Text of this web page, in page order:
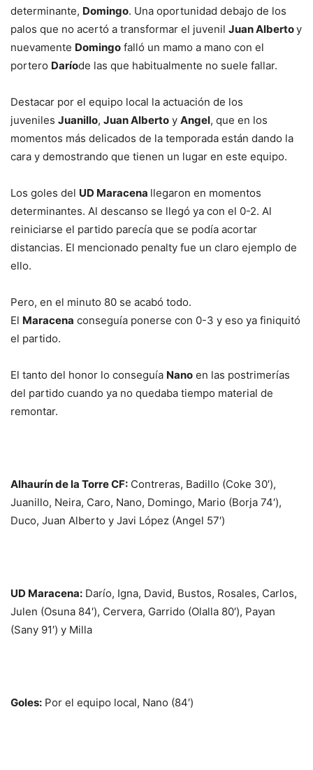
determinante, Domingo. Una oportunidad debajo de los
palos que no acertó a transformar el juvenil Juan Albertoy
nuevamente Domingo falló un mamo a mano con el
portero Daríode las que habitualmente no suele fallar.
Destacar por el equipo local la actuación de los
juveniles Juanillo, Juan Alberto y Angel, que en los
momentos más delicados de la temporada están dando la
cara y demostrando que tienen un lugar en este equipo.
Los goles del UD Maracena llegaron en momentos
determinantes. Al descanso se llegó ya con el 0-2. Al
reiniciarse el partido parecía que se podía acortar
distancias. El mencionado penalty fue un claro ejemplo de
ello.
Pero, en el minuto 80 se acabó todo.
El Maracena conseguía ponerse con 0-3 y eso ya finiquitó
el partido.
El tanto del honor lo conseguía Nano en las postrimerías
del partido cuando ya no quedaba tiempo material de
remontar.
Alhaurín de la Torre CF: Contreras, Badillo (Coke 30′),
Juanillo, Neira, Caro, Nano, Domingo, Mario (Borja 74′),
Duco, Juan Alberto y Javi López (Angel 57′)
UD Maracena: Darío, Igna, David, Bustos, Rosales, Carlos,
Julen (Osuna 84′), Cervera, Garrido (Olalla 80′), Payan
(Sany 91′) y Milla
Goles: Por el equipo local, Nano (84′)